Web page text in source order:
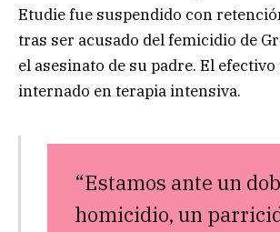
Etudie fue suspendido con
tras ser acusado del femicidio de
el asesinato de su padre. El
internado en terapia intensiva.
“Estamos ante un
homicidio, un